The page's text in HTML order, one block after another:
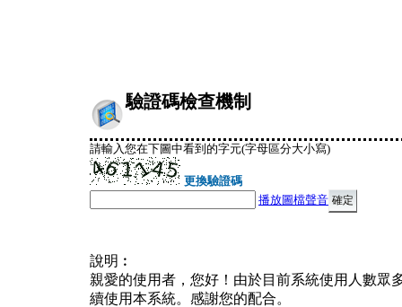
驗證碼檢查機制
請輸入您在下圖中看到的字元(字母區分大小寫)
更換驗證碼
播放圖檔聲音
說明︰
親愛的使用者，您好！由於目前系統使用人數眾
續使用本系統。感謝您的配合。